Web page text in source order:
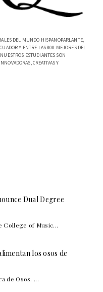
DEL MUNDO HISPANOPARLANTE,
Y ENTRE LAS 800 MEJORES DEL
ESTUDIANTES SON
CREATIVAS Y
Dual Degree
College of Music...
los osos de
de Osos. ...